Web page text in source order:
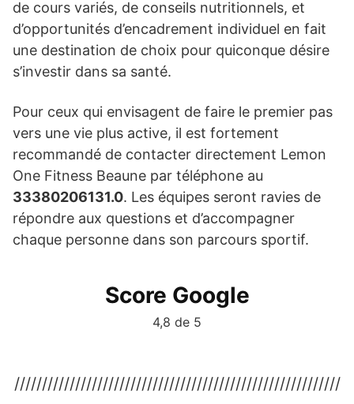
de cours variés, de conseils nutritionnels, et
d’opportunités d’encadrement individuel en fait
une destination de choix pour quiconque désire
s’investir dans sa santé.
Pour ceux qui envisagent de faire le premier pas
vers une vie plus active, il est fortement
recommandé de contacter directement Lemon
One Fitness Beaune par téléphone au
33380206131.0. Les équipes seront ravies de
répondre aux questions et d’accompagner
chaque personne dans son parcours sportif.
Score Google
4,8 de 5
///////////////////////////////////////////////////////////